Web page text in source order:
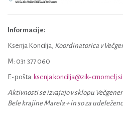
Informacije:
Ksenja Koncilja, Koordinatorica v
M: 031 377 060
E-pošta: ksenja.koncilja@zik-crnomelj.si
Aktivnosti se izvajajo v sklopu
Bele krajine Marela + in so za